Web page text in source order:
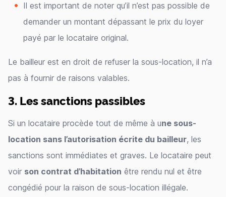
Il est important de noter qu’il n’est pas possible de
demander un montant dépassant le prix du loyer
payé par le locataire original.
Le bailleur est en droit de refuser la sous-location, il n’a
pas à fournir de raisons valables.
3. Les sanctions passibles
Si un locataire procède tout de même à une sous-
location sans l’autorisation écrite du bailleur, les
sanctions sont immédiates et graves. Le locataire peut
voir son contrat d’habitation être rendu nul et être
congédié pour la raison de sous-location illégale.